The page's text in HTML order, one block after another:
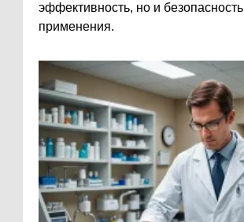
эффективность, но и безопасность
применения.